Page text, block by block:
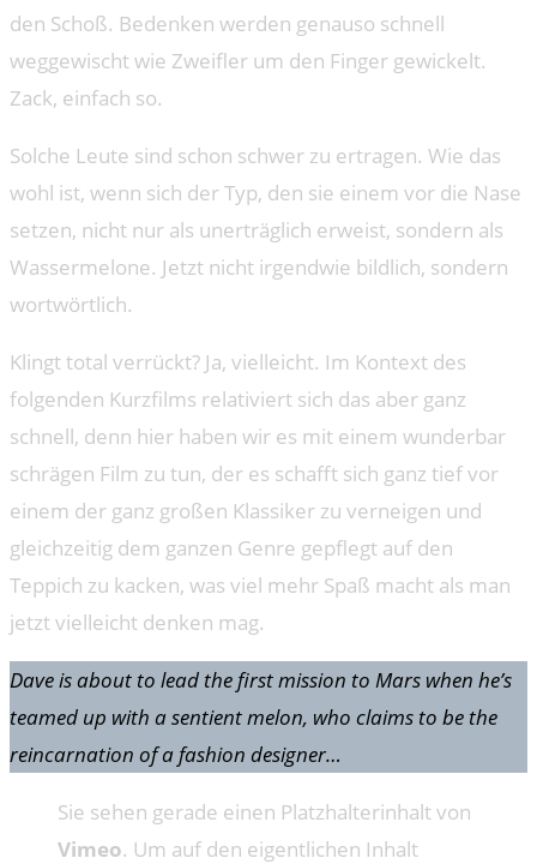
den Schoß. Bedenken werden genauso schnell
weggewischt wie Zweifler um den Finger gewickelt.
Zack, einfach so.
Solche Leute sind schon schwer zu ertragen. Wie das
wohl ist, wenn sich der Typ, den sie einem vor die Nase
setzen, nicht nur als unerträglich erweist, sondern als
Wassermelone. Jetzt nicht irgendwie bildlich, sondern
wortwörtlich.
Klingt total verrückt? Ja, vielleicht. Im Kontext des
folgenden Kurzfilms relativiert sich das aber ganz
schnell, denn hier haben wir es mit einem wunderbar
schrägen Film zu tun, der es schafft sich ganz tief vor
einem der ganz großen Klassiker zu verneigen und
gleichzeitig dem ganzen Genre gepflegt auf den
Teppich zu kacken, was viel mehr Spaß macht als man
jetzt vielleicht denken mag.
Dave is about to lead the first mission to Mars when he’s
teamed up with a sentient melon, who claims to be the
reincarnation of a fashion designer…
Sie sehen gerade einen Platzhalterinhalt von
Vimeo. Um auf den eigentlichen Inhalt